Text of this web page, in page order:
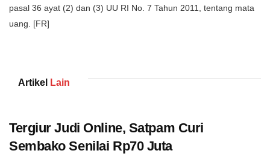
pasal 36 ayat (2) dan (3) UU RI No. 7 Tahun 2011, tentang mata
uang. [FR]
Artikel Lain
Tergiur Judi Online, Satpam Curi
Sembako Senilai Rp70 Juta